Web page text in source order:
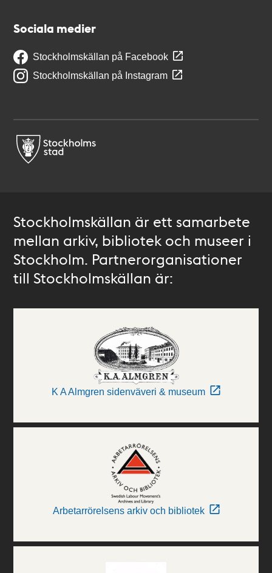
Sociala medier
Stockholmskällan på Facebook
Stockholmskällan på Instagram
Stockholmskällan är ett samarbete
mellan arkiv, bibliotek och museer i
Stockholm. Partnerorganisationer
till Stockholmskällan är:
K A Almgren sidenväveri & museum
Arbetarrörelsens arkiv och bibliotek